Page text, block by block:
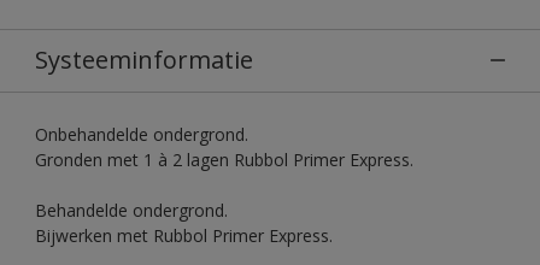
Systeeminformatie
Onbehandelde ondergrond.
Gronden met 1 à 2 lagen Rubbol Primer Express.
Behandelde ondergrond.
Bijwerken met Rubbol Primer Express.